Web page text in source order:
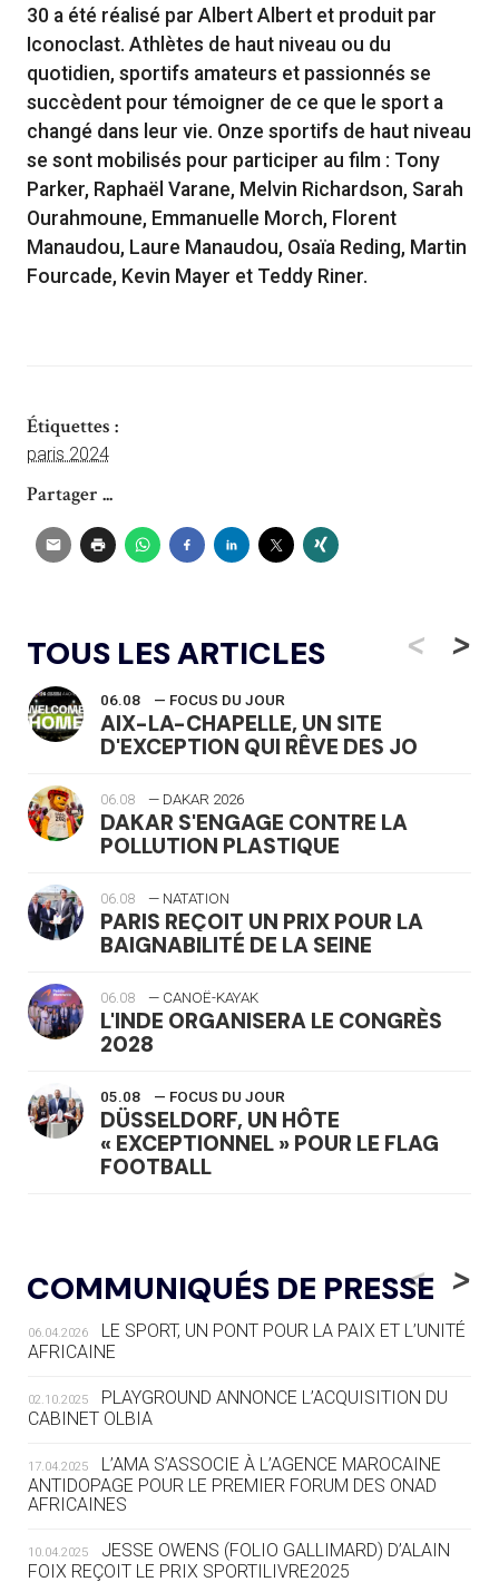
30 a été réalisé par Albert Albert et produit par
Iconoclast. Athlètes de haut niveau ou du
quotidien, sportifs amateurs et passionnés se
succèdent pour témoigner de ce que le sport a
changé dans leur vie. Onze sportifs de haut niveau
se sont mobilisés pour participer au film : Tony
Parker, Raphaël Varane, Melvin Richardson, Sarah
Ourahmoune, Emmanuelle Morch, Florent
Manaudou, Laure Manaudou, Osaïa Reding, Martin
Fourcade, Kevin Mayer et Teddy Riner.
Étiquettes :
paris 2024
Partager ...
TOUS LES ARTICLES <
06.08 — FOCUS DU JOUR
AIX-LA-CHAPELLE, UN SITE
D'EXCEPTION QUI RÊVE DES JO
06.08 — DAKAR 2026
DAKAR S'ENGAGE CONTRE LA
POLLUTION PLASTIQUE
06.08 — NATATION
PARIS REÇOIT UN PRIX POUR LA
BAIGNABILITÉ DE LA SEINE
06.08 — CANOË-KAYAK
L'INDE ORGANISERA LE CONGRÈS
2028
05.08 — FOCUS DU JOUR
DÜSSELDORF, UN HÔTE
« EXCEPTIONNEL » POUR LE FLAG
FOOTBALL
LE RÊVE DE VOIR LA LUGE ALPINE
AUX JO « N'EST PAS FINI »
05.08 — TIR À L'ARC
DES MONDIAUX À BRISBANE SUR LA
ROUTE DES JO 2032
LE VILLAGE OLYMPIQUE DES ARAVIS
SE DESSINE
LE COJOP A TROUVÉ SON VILLAGE
>
COMMUNIQUÉS DE PRESSE
<
06.04.2026
LE SPORT, UN PONT POUR LA PAIX ET L’UNITÉ
AFRICAINE
02.10.2025
PLAYGROUND ANNONCE L’ACQUISITION DU
CABINET OLBIA
17.04.2025
L’AMA S’ASSOCIE À L’AGENCE MAROCAINE
ANTIDOPAGE POUR LE PREMIER FORUM DES ONAD
AFRICAINES
10.04.2025
JESSE OWENS (FOLIO GALLIMARD) D’ALAIN
FOIX REÇOIT LE PRIX SPORTILIVRE2025
>